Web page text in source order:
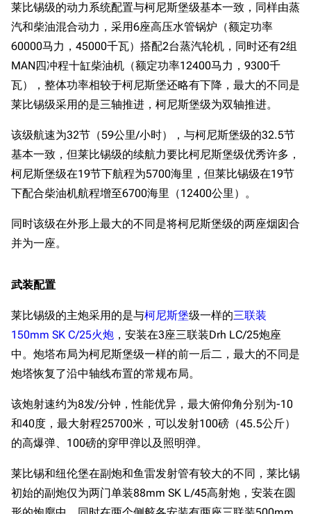
莱比锡级的动力系统配置与柯尼斯堡级基本一致，同样由蒸
汽和柴油混合动力，采用6座高压水管锅炉（额定功率
60000马力，45000千瓦）搭配2台蒸汽轮机，同时还有2组
MAN四冲程十缸柴油机（额定功率12400马力，9300千
瓦），整体功率相较于柯尼斯堡还略有下降，最大的不同是
莱比锡级采用的是三轴推进，柯尼斯堡级为双轴推进。
该级航速为32节（59公里/小时），与柯尼斯堡级的32.5节
基本一致，但莱比锡级的续航力要比柯尼斯堡级优秀许多，
柯尼斯堡级在19节下航程为5700海里，但莱比锡级在19节
下配合柴油机航程增至6700海里（12400公里）。
同时该级在外形上最大的不同是将柯尼斯堡级的两座烟囱合
并为一座。
武装配置
莱比锡级的主炮采用的是与柯尼斯堡级一样的三联装
150mm SK C/25火炮 ，安装在3座三联装Drh LC/25炮座
中。炮塔布局为柯尼斯堡级一样的前一后二，最大的不同是
炮塔恢复了沿中轴线布置的常规布局。
该炮射速约为8发/分钟，性能优异，最大俯仰角分别为-10
和40度，最大射程25700米，可以发射100磅（45.5公斤）
的高爆弹、100磅的穿甲弹以及照明弹。
莱比锡和纽伦堡在副炮和鱼雷发射管有较大的不同，莱比锡
初始的副炮仅为两门单装88mm SK L/45高射炮，安装在圆